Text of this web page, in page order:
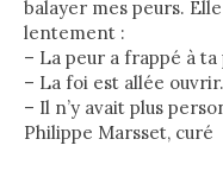
balayer mes peurs.
lentement :
– La peur a frappé à
– La foi est allée ouvrir.
– Il n’y avait plus
Philippe Marsset, curé